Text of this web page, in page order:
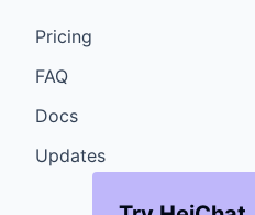
Pricing
FAQ
Docs
Updates